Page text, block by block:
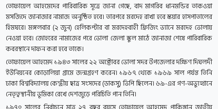
তোফায়েল আহমেদের পারিবারিক সূত্রে জানা গেছে, বাদ মাগরিব ধানমন্ডির তাকওয়া
মসজিদে জানাজার নামাজ অনুষ্ঠিত হবে। তারপরে মরদেহ রাখা হবে স্কয়ার হাসপাতালের
হিমঘরে। মঙ্গলবার (২ জুন) হেলিকপ্টার বা মরদেহবাহী ফ্রিজিং ভ্যানে মরদেহ ভোলায়
নেওয়া হবে। জোহরের নামাজের পরে ভোলা জেলা স্কুল মাঠে জানাজা শেষে পারিবারিক
কবরস্থানে দাফন করা হবে তাকে।
তোফায়েল আহমেদ ১৯৪৩ সালের ২২ অক্টোবর ভোলা সদর উপজেলার দক্ষিণ দিঘলদী
ইউনিয়নের কোড়ালিয়া গ্রামে জন্মগ্রহণ করেন। ১৯৬৭ থেকে ১৯৬৯ সাল পর্যন্ত তিনি
ঢাকা বিশ্ববিদ্যালয় কেন্দ্রীয় ছাত্র সংসদের (ডাকসু) ভিপি ছিলেন। ৬৯-এর গণ-অভ্যুত্থানে
নেতৃত্বস্থানীয় ভূমিকা রেখে দেশজুড়ে পরিচিতি পান তিনি।